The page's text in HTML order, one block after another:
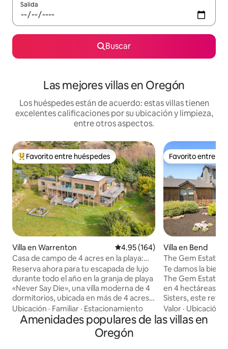
Salida
Buscar
Las mejores villas en Oregón
Los huéspedes están de acuerdo: estas villas tienen
excelentes calificaciones por su ubicación y limpieza,
entre otros aspectos.
De los mejores en Favorito entre huéspedes
Favorito entre huéspedes
Villa en Warrenton Calificación promedio: 4.95 de
4.95 (164)
Casa de campo de 4 acres en la playa:
jacuzzi/fogata/12 plazas
Reserva ahora para tu escapada de lujo
durante todo el año en la granja de playa
«Never Say Die», una villa moderna de 4
dormitorios, ubicada en más de 4 acres
de propiedad frente a la playa. Reúnete
alrededor de la chimenea para comer
s'mores o camina 3 minutos hasta la
playa por tu propio camino privado.
Ubicación · Familiar · Estacionamiento
Favorito entre
Favorito entre
Villa en Bend
The Gem Estate
moderna
Te damos la
The Gem Estate
en 4 hectáreas
Sisters, este
granja de lavanda
moderno de una
servicios al aire
Valor · Ubicación
Amenidades populares de las villas en
Oregón